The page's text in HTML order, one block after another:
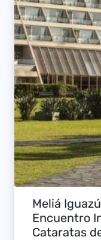
Meliá
Encuentro
Cataratas